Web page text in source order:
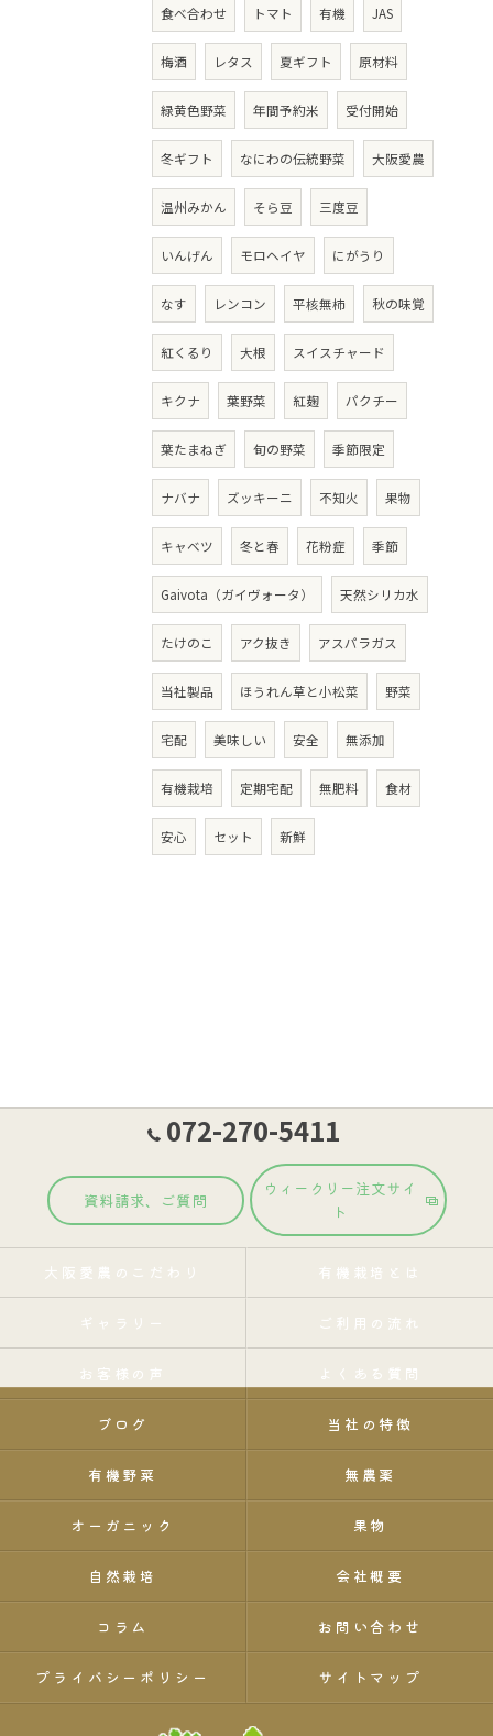
食べ合わせ トマト 有機 JAS
梅酒 レタス 夏ギフト 原材料
緑黄色野菜 年間予約米 受付開始
冬ギフト なにわの伝統野菜 大阪愛農
温州みかん そら豆 三度豆
いんげん モロヘイヤ にがうり
なす レンコン 平核無柿 秋の味覚
紅くるり 大根 スイスチャード
キクナ 葉野菜 紅麹 パクチー
葉たまねぎ 旬の野菜 季節限定
ナバナ ズッキーニ 不知火 果物
キャベツ 冬と春 花粉症 季節
Gaivota（ガイヴォータ） 天然シリカ水
たけのこ アク抜き アスパラガス
当社製品 ほうれん草と小松菜 野菜
宅配 美味しい 安全 無添加
有機栽培 定期宅配 無肥料 食材
安心 セット 新鮮
072-270-5411
資料請求、ご質問
ウィークリー注文サイ
ト
大阪愛農のこだわり 有機栽培とは
ギャラリー ご利用の流れ
お客様の声 よくある質問
ブログ 当社の特徴
有機野菜 無農薬
オーガニック 果物
自然栽培 会社概要
コラム お問い合わせ
プライバシーポリシー サイトマップ